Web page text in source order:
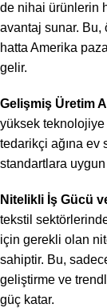
de nihai ürünlerin
avantaj sunar. Bu,
hatta Amerika
gelir.
Gelişmiş Üretim
yüksek
tedarikçi ağına ev
standartlara uygun
Nitelikli İş Gücü
tekstil
için gerekli olan
sahiptir. Bu,
geliştirme ve
güç katar.